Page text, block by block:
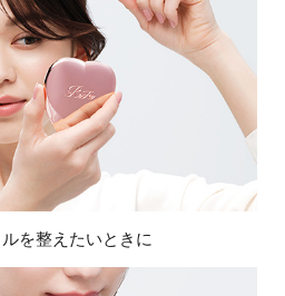
を整えたいときに